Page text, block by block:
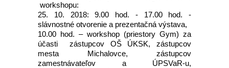
workshopu:
25. 10. 2018: 9.00 hod. - 17.00 hod. -
slávnostné otvorenie a prezentačná výstava,
10.00 hod. – workshop (priestory Gym) za
účasti zástupcov OŠ ÚKSK, zástupcov
mesta Michalovce, zástupcov
zamestnávateľov a ÚPSVaR-u,